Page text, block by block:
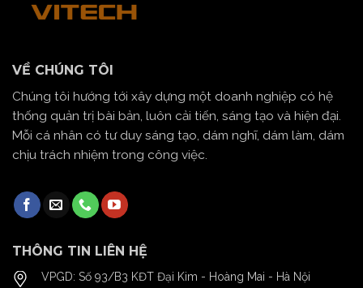
VỀ CHÚNG TÔI
Chúng tôi hướng tới xây dựng một doanh nghiệp có hệ
thống quản trị bài bản, luôn cải tiến, sáng tạo và hiện đại.
Mỗi cá nhân có tư duy sáng tạo, dám nghĩ, dám làm, dám
chịu trách nhiệm trong công việc.
THÔNG TIN LIÊN HỆ
VPGD: Số 93/B3 KĐT Đại Kim - Hoàng Mai - Hà Nội